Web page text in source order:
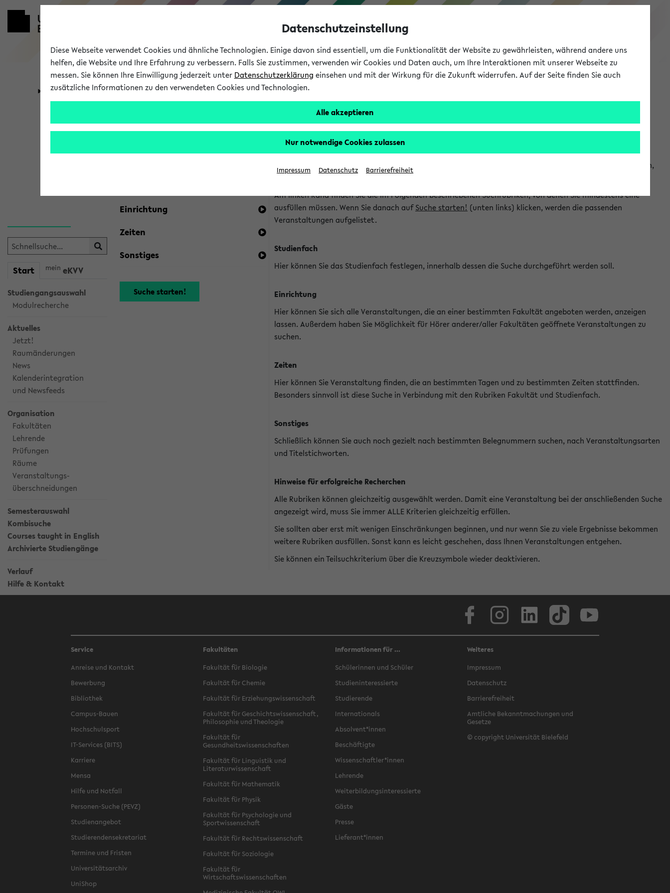
eKVV
Universität Forschung Studium
Start mein eKVV
Studiengangsauswahl
Modulrecherche
Aktuelles
Jetzt!
Raumänderungen
News
Kalenderintegration
und Newsfeeds
Organisation
Fakultäten
Lehrende
Prüfungen
Räume
Veranstaltungs-
überschneidungen
Semesterauswahl
Kombisuche
Courses taught in English
Archivierte Studiengänge
Verlauf
Hilfe & Kontakt
Kombisuche im eKVV
Ihre Suchkriterien:
Einrichtung
Zeiten
Sonstiges
Hinweise zur Kombisuche
Sie können das eKVV nach diversen Kriterien durchsuchen und so gezielt die Veranstaltungen heraussuchen,
die für Sie interessant sind.
Am linken Rand finden Sie die im Folgenden beschriebenen Suchrubriken, von denen Sie mindestens eine
ausfüllen müssen. Wenn Sie danach aufSuche starten! (unten links) klicken, werden die passenden
Veranstaltungen aufgelistet.
Studienfach
Hier können Sie das Studienfach festlegen, innerhalb dessen die Suche durchgeführt werden soll.
Einrichtung
Hier können Sie sich alle Veranstaltungen, die an einer bestimmten Fakultät angeboten werden, anzeigen
lassen. Außerdem haben Sie Möglichkeit für Hörer anderer/aller Fakultäten geöffnete Veranstaltungen zu
suchen.
Zeiten
Hier können Sie Veranstaltung finden, die an bestimmten Tagen und zu bestimmten Zeiten stattfinden.
Besonders sinnvoll ist diese Suche in Verbindung mit den Rubriken Fakultät und Studienfach.
Sonstiges
Schließlich können Sie auch noch gezielt nach bestimmten Belegnummern suchen, nach Veranstaltungsarten
und Titelstichworten.
Hinweise für erfolgreiche Recherchen
Alle Rubriken können gleichzeitig ausgewählt werden. Damit eine Veranstaltung bei der anschließenden Suche
angezeigt wird, muss Sie immer ALLE Kriterien gleichzeitig erfüllen.
Sie sollten aber erst mit wenigen Einschränkungen beginnen, und nur wenn Sie zu viele Ergebnisse bekommen
weitere Rubriken ausfüllen. Sonst kann es leicht geschehen, dass Ihnen Veranstaltungen entgehen.
Sie können ein Teilsuchkriterium über die Kreuzsymbole wieder deaktivieren.
Service
Anreise und Kontakt
Bewerbung
Bibliothek
Campus-Bauen
Hochschulsport
IT-Services (BITS)
Karriere
Mensa
Hilfe und Notfall
Personen-Suche (PEVZ)
Studienangebot
Studierendensekretariat
Termine und Fristen
Universitätsarchiv
UniShop
Fakultäten
Fakultät für Biologie
Fakultät für Chemie
Fakultät für Erziehungswissenschaft
Fakultät für Geschichtswissenschaft,
Philosophie und Theologie
Fakultät für
Gesundheitswissenschaften
Fakultät für Linguistik und
Literaturwissenschaft
Fakultät für Mathematik
Fakultät für Physik
Fakultät für Psychologie und
Sportwissenschaft
Fakultät für Rechtswissenschaft
Fakultät für Soziologie
Fakultät für
Wirtschaftswissenschaften
Informationen für ...
Schülerinnen und Schüler
Studieninteressierte
Studierende
Internationals
Absolvent*innen
Beschäftigte
Wissenschaftler*innen
Lehrende
Weiterbildungsinteressierte
Gäste
Presse
Lieferant*innen
Weiteres
Impressum
Datenschutz
Barrierefreiheit
Amtliche Bekanntmachungen und
Gesetze
© copyright Universität Bielefeld
Datenschutzeinstellung
Diese Webseite verwendet Cookies und ähnliche Technologien. Einige davon sind essentiell, um die Funktionalität der Website zu gewährleisten, während andere uns
helfen, die Website und Ihre Erfahrung zu verbessern. Falls Sie zustimmen, verwenden wir Cookies und Daten auch, um Ihre Interaktionen mit unserer Webseite zu
messen. Sie können Ihre Einwilligung jederzeit unter Datenschutzerklärung einsehen und mit der Wirkung für die Zukunft widerrufen. Auf der Seite finden Sie auch
zusätzliche Informationen zu den verwendeten Cookies und Technologien.
Alle akzeptieren
Nur notwendige Cookies zulassen
Impressum Datenschutz Barrierefreiheit